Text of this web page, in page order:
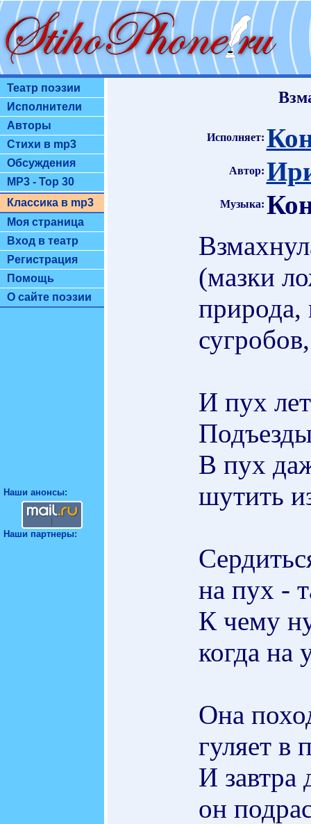
Театр поэзии
Исполнители
Авторы
Стихи в mp3
Обсуждения
MP3 - Top 30
Классика в mp3
Моя страница
Вход в театр
Регистрация
Помощь
О сайте поэзии
Наши анонсы:
Наши партнеры:
Исполняет:
Автор:
Музыка:
(мазки
природа,
И пух
В пух
шутить
на пух -
К чему
когда на
Она
гуляет в
И завтра
он